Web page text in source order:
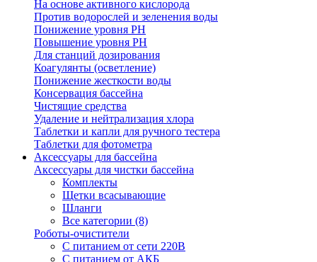
На основе активного кислорода
Против водорослей и зеленения воды
Понижение уровня РН
Повышение уровня РН
Для станций дозирования
Коагулянты (осветление)
Понижение жесткости воды
Консервация бассейна
Чистящие средства
Удаление и нейтрализация хлора
Таблетки и капли для ручного тестера
Таблетки для фотометра
Аксессуары для бассейна
Аксессуары для чистки бассейна
Комплекты
Щетки всасывающие
Шланги
Все категории (8)
Роботы-очистители
С питанием от сети 220В
С питанием от АКБ